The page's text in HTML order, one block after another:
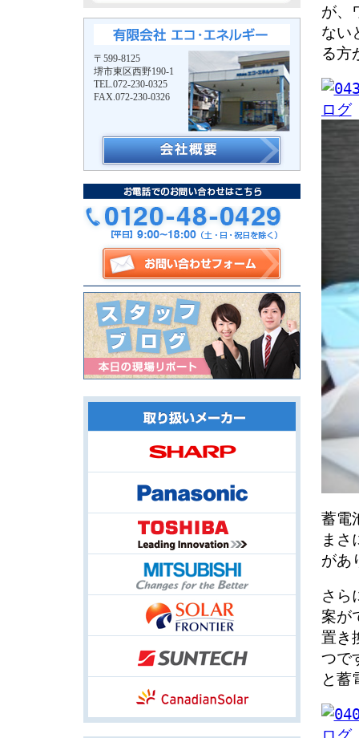
〒599-8125
堺市東区西野190-1
TEL.072-230-0325
FAX.072-230-0326
が、
ない
る方
蓄電
まさ
があ
さら
案が
置き
つで
と蓄